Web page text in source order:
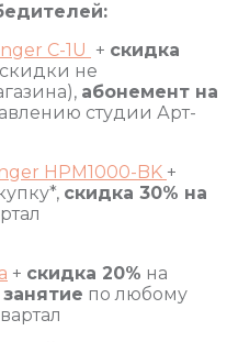
C-1U + скидка
не
абонемент на
студии Арт-
HPM1000-BK +
скидка 30% на
+ скидка 20% на
по любому